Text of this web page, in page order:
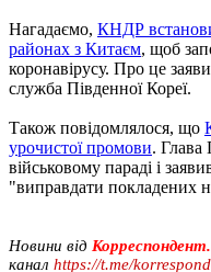
Нагадаємо, КНДР
районах з Китаєм, щоб
коронавірусу. Про це
служба Південної Кореї.
Також повідомлялося, що
урочистої промови. Глава
військовому параді і
"виправдати покладених
Новини від
канал https://t.me/